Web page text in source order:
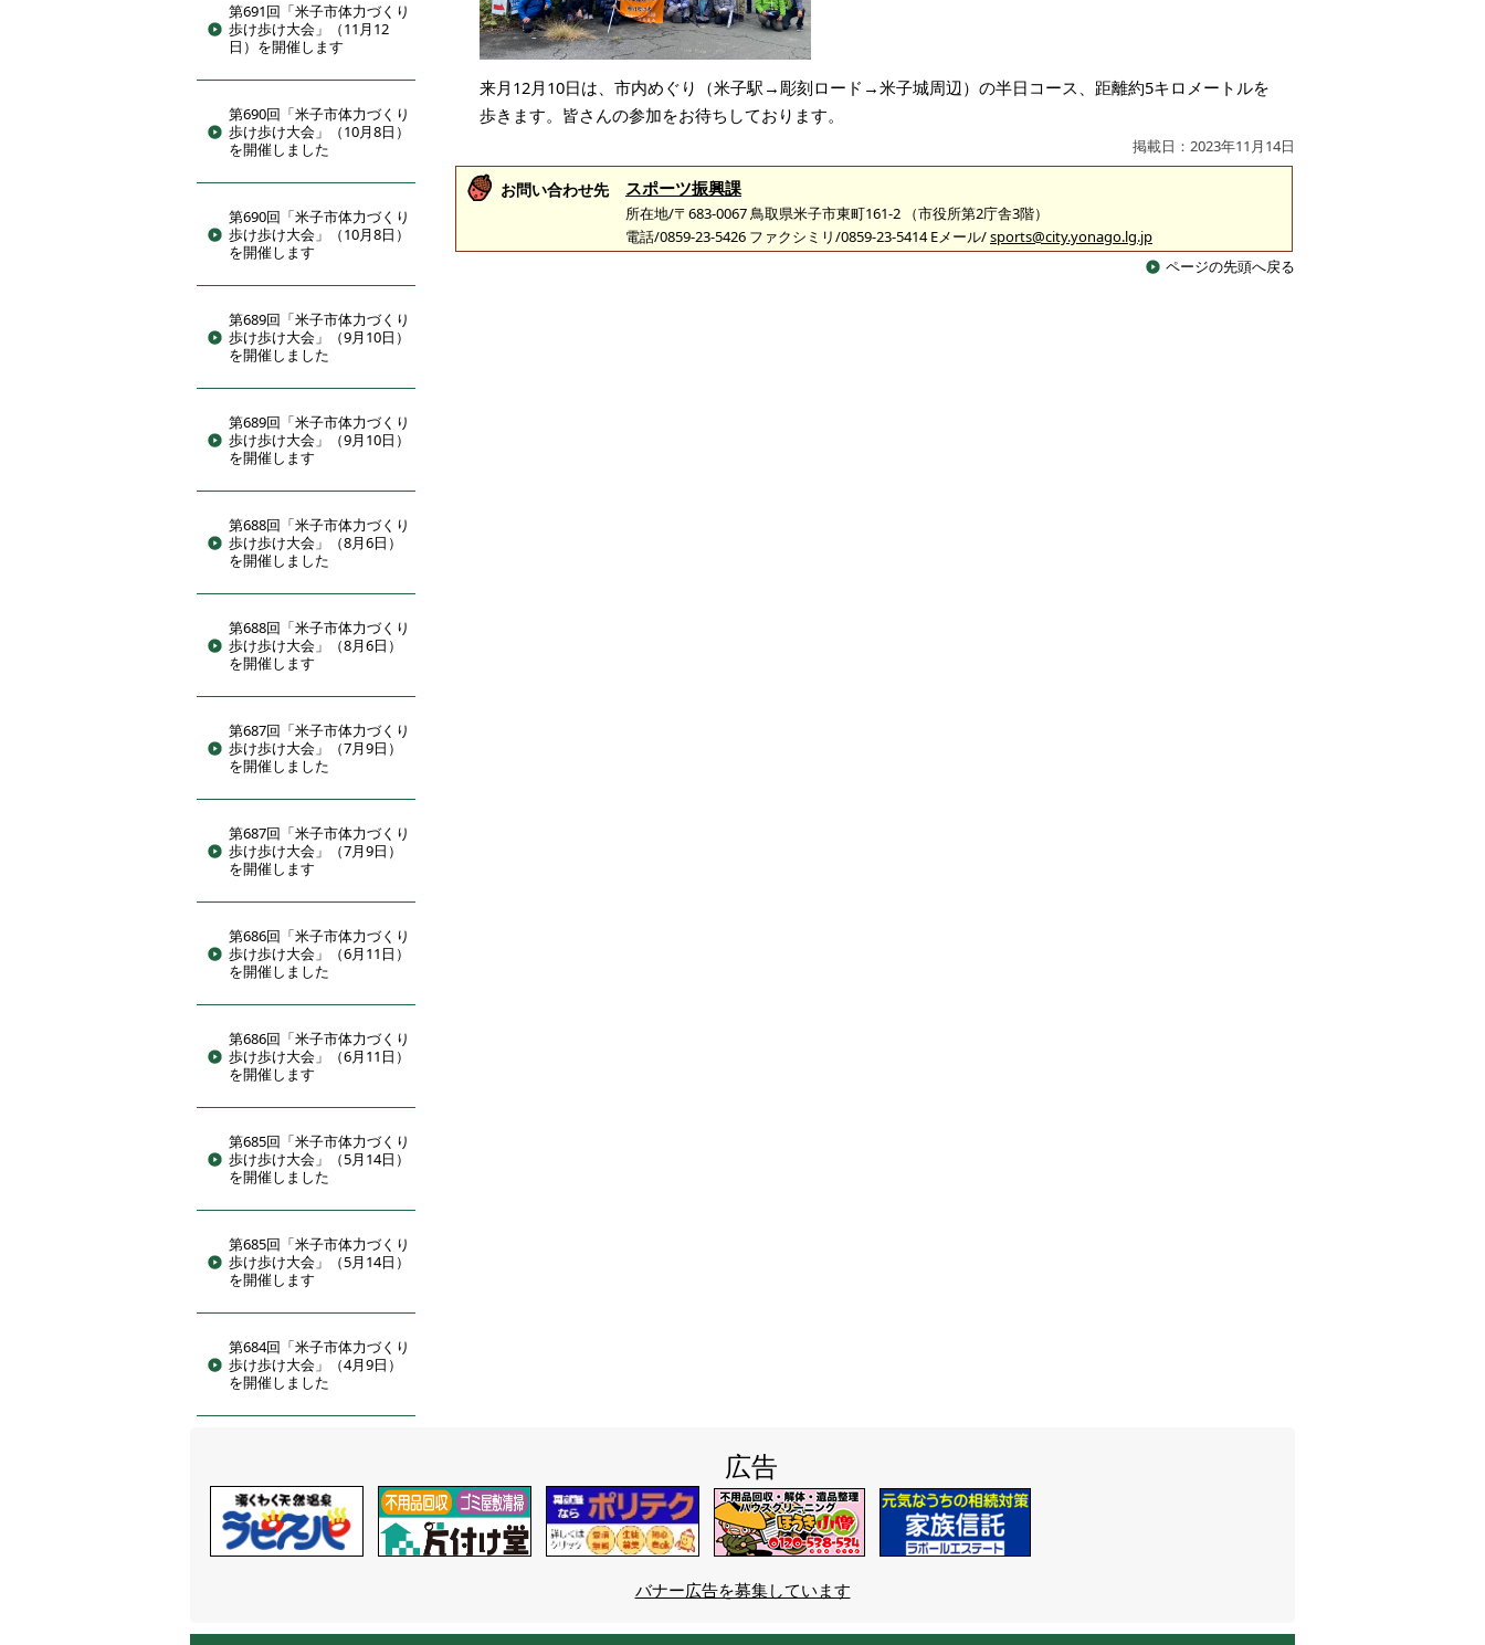
第691回「米子市体力づくり
歩け歩け大会」（11月12
日）を開催します
第690回「米子市体力づくり
歩け歩け大会」（10月8日）
を開催しました
第690回「米子市体力づくり
歩け歩け大会」（10月8日）
を開催します
第689回「米子市体力づくり
歩け歩け大会」（9月10日）
を開催しました
第689回「米子市体力づくり
歩け歩け大会」（9月10日）
を開催します
第688回「米子市体力づくり
歩け歩け大会」（8月6日）
を開催しました
第688回「米子市体力づくり
歩け歩け大会」（8月6日）
を開催します
第687回「米子市体力づくり
歩け歩け大会」（7月9日）
を開催しました
第687回「米子市体力づくり
歩け歩け大会」（7月9日）
を開催します
第686回「米子市体力づくり
歩け歩け大会」（6月11日）
を開催しました
第686回「米子市体力づくり
歩け歩け大会」（6月11日）
を開催します
第685回「米子市体力づくり
歩け歩け大会」（5月14日）
を開催しました
第685回「米子市体力づくり
歩け歩け大会」（5月14日）
を開催します
第684回「米子市体力づくり
歩け歩け大会」（4月9日）
を開催しました
来月12月10日は、市内めぐり（米子駅→彫刻ロード→米子城周辺）の半日コース、距離約5キロメートルを
歩きます。皆さんの参加をお待ちしております。
掲載日：2023年11月14日
お問い合わせ先 スポーツ振興課
所在地/〒683-0067 鳥取県米子市東町161-2 （市役所第2庁舎3階）
電話/0859-23-5426 ファクシミリ/0859-23-5414 Eメール/sports@city.yonago.lg.jp
ページの先頭へ戻る
広告
バナー広告を募集しています